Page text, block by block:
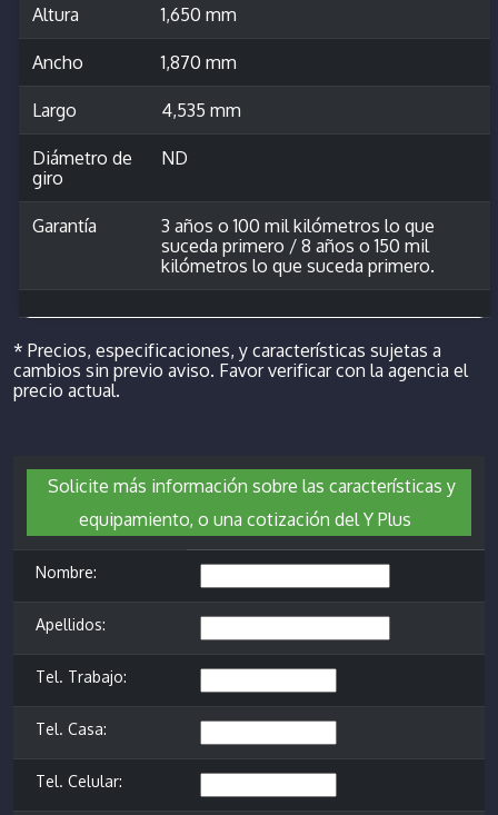
Altura 1,650 mm
Ancho 1,870 mm
Largo 4,535 mm
Diámetro de
giro
ND
Garantía
3 años o 100 mil kilómetros lo que
suceda primero / 8 años o 150 mil
kilómetros lo que suceda primero.
* Precios, especificaciones, y características sujetas a
cambios sin previo aviso. Favor verificar con la agencia el
precio actual.
Solicite más información sobre las características y
equipamiento, o una cotización del Y Plus
Nombre:
Apellidos:
Tel. Trabajo:
Tel. Casa:
Tel. Celular: